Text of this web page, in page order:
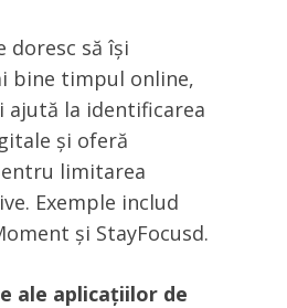
doresc să își
bine timpul online,
ajută la identificarea
și oferă
limitarea
Exemple includ
și StayFocusd.
ale aplicațiilor de